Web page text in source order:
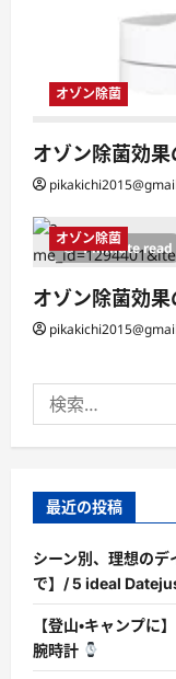
オゾン除菌
オゾン除菌効
1 minute read
オゾン除菌
オゾン除菌効
索:
最近の投稿
シーン別、理想の
で】/ 5 ideal
【登山・キャンプ
腕時計